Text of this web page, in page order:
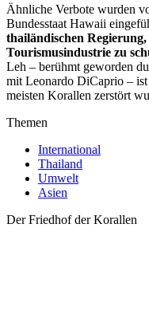
Ähnliche Verbote wurden
Bundesstaat Hawaii
thailändischen
Tourismusindustrie zu
Leh – berühmt geworden
mit Leonardo DiCaprio – ist
meisten Korallen zerstört
Themen
International
Thailand
Umwelt
Asien
Der Friedhof der Korallen